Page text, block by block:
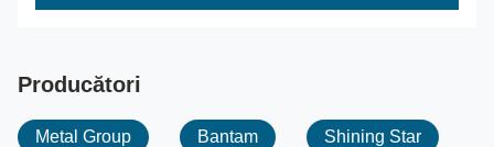
Producători
Metal Group Bantam Shining Star